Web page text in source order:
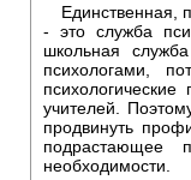
Единственная,
- это служба
школьная
психологами,
учителей.
продвинуть
подрастающее
необходимости.